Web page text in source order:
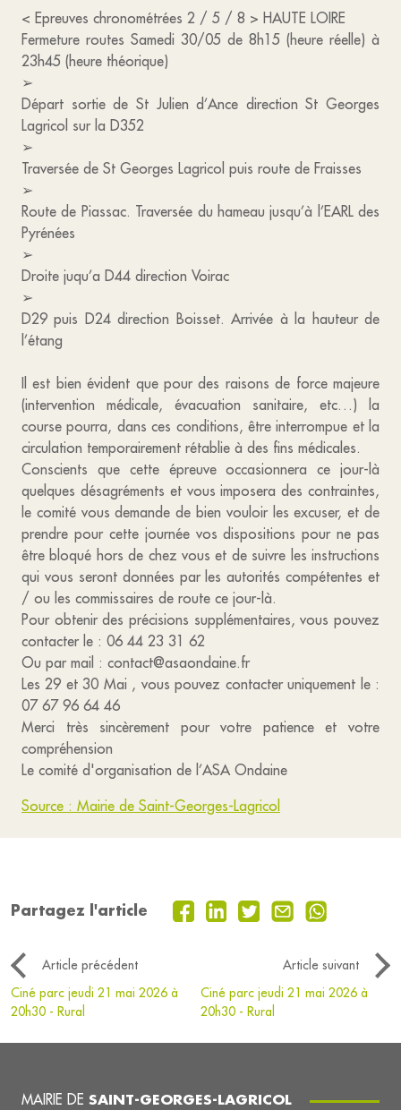
< Epreuves chronométrées 2 / 5 / 8 > HAUTE LOIRE
Fermeture routes Samedi 30/05 de 8h15 (heure réelle) à
23h45 (heure théorique)
➢
Départ sortie de St Julien d’Ance direction St Georges
Lagricol sur la D352
➢
Traversée de St Georges Lagricol puis route de Fraisses
➢
Route de Piassac. Traversée du hameau jusqu’à l’EARL des
Pyrénées
➢
Droite juqu’a D44 direction Voirac
➢
D29 puis D24 direction Boisset. Arrivée à la hauteur de
l’étang
Il est bien évident que pour des raisons de force majeure
(intervention médicale, évacuation sanitaire, etc…) la
course pourra, dans ces conditions, être interrompue et la
circulation temporairement rétablie à des fins médicales.
Conscients que cette épreuve occasionnera ce jour-là
quelques désagréments et vous imposera des contraintes,
le comité vous demande de bien vouloir les excuser, et de
prendre pour cette journée vos dispositions pour ne pas
être bloqué hors de chez vous et de suivre les instructions
qui vous seront données par les autorités compétentes et
/ ou les commissaires de route ce jour-là.
Pour obtenir des précisions supplémentaires, vous pouvez
contacter le : 06 44 23 31 62
Ou par mail : contact@asaondaine.fr
Les 29 et 30 Mai , vous pouvez contacter uniquement le :
07 67 96 64 46
Merci très sincèrement pour votre patience et votre
compréhension
Le comité d'organisation de l’ASA Ondaine
Source : Mairie de Saint-Georges-Lagricol
Partagez l'article
Article précédent
Article suivant
Ciné parc jeudi 21 mai 2026 à
20h30 - Rural
Ciné parc jeudi 21 mai 2026 à
20h30 - Rural
MAIRIE DE SAINT-GEORGES-LAGRICOL